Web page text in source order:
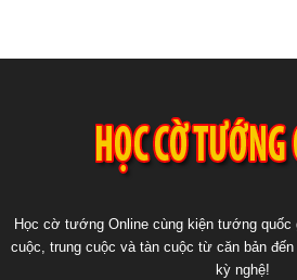
Học cờ tướng Online cùng kiện tướng
cuộc, trung cuộc và tàn cuộc từ căn bản
kỳ nghệ!